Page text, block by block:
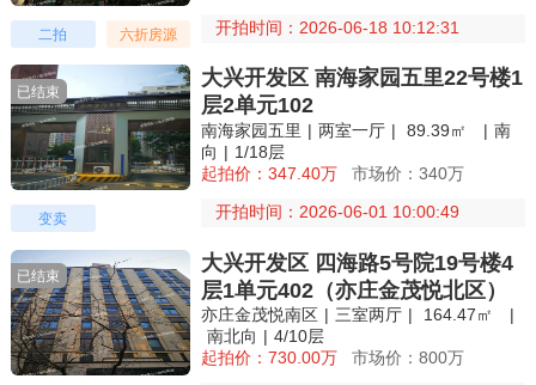
二拍 六折房源
开拍时间：2026-06-18 10:12:31
变卖
大兴开发区 南海家园五里22号楼1
层2单元102
南海家园五里 | 两室一厅 | 89.39㎡ | 南
向 | 1/18层
起拍价：347.40万
市场价：340万
开拍时间：2026-06-01 10:00:49
已结束
大兴开发区 四海路5号院19号楼4
层1单元402（亦庄金茂悦北区）
亦庄金茂悦南区 | 三室两厅 | 164.47㎡
|
南北向 | 4/10层
起拍价：730.00万
市场价：800万
已结束